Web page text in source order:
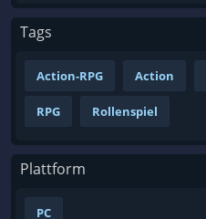
Tags
Action-RPG Action
RPG Rollenspiel
Plattform
PC